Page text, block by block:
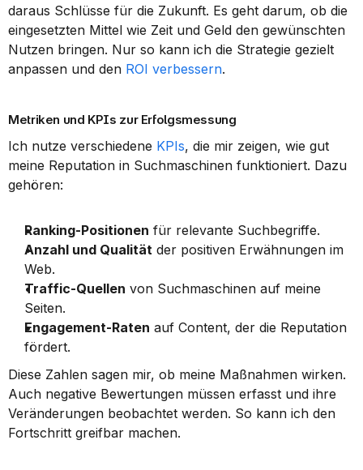
daraus Schlüsse für die Zukunft. Es geht darum, ob die
eingesetzten Mittel wie Zeit und Geld den gewünschten
Nutzen bringen. Nur so kann ich die Strategie gezielt
anpassen und den ROI verbessern.
Metriken und KPIs zur Erfolgsmessung
Ich nutze verschiedene KPIs, die mir zeigen, wie gut
meine Reputation in Suchmaschinen funktioniert. Dazu
gehören:
Ranking-Positionen für relevante Suchbegriffe.
Anzahl und Qualität der positiven Erwähnungen im
Web.
Traffic-Quellen von Suchmaschinen auf meine
Seiten.
Engagement-Raten auf Content, der die Reputation
fördert.
Diese Zahlen sagen mir, ob meine Maßnahmen wirken.
Auch negative Bewertungen müssen erfasst und ihre
Veränderungen beobachtet werden. So kann ich den
Fortschritt greifbar machen.